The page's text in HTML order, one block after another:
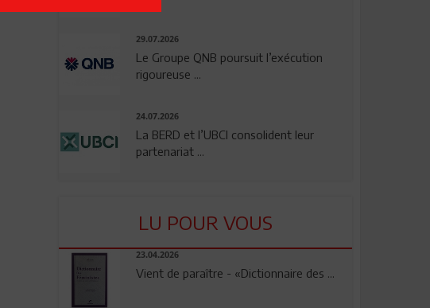
29.07.2026
Le Groupe QNB poursuit l’exécution
rigoureuse ...
24.07.2026
La BERD et l’UBCI consolident leur
partenariat ...
LU POUR VOUS
23.04.2026
Vient de paraître - «Dictionnaire des ...